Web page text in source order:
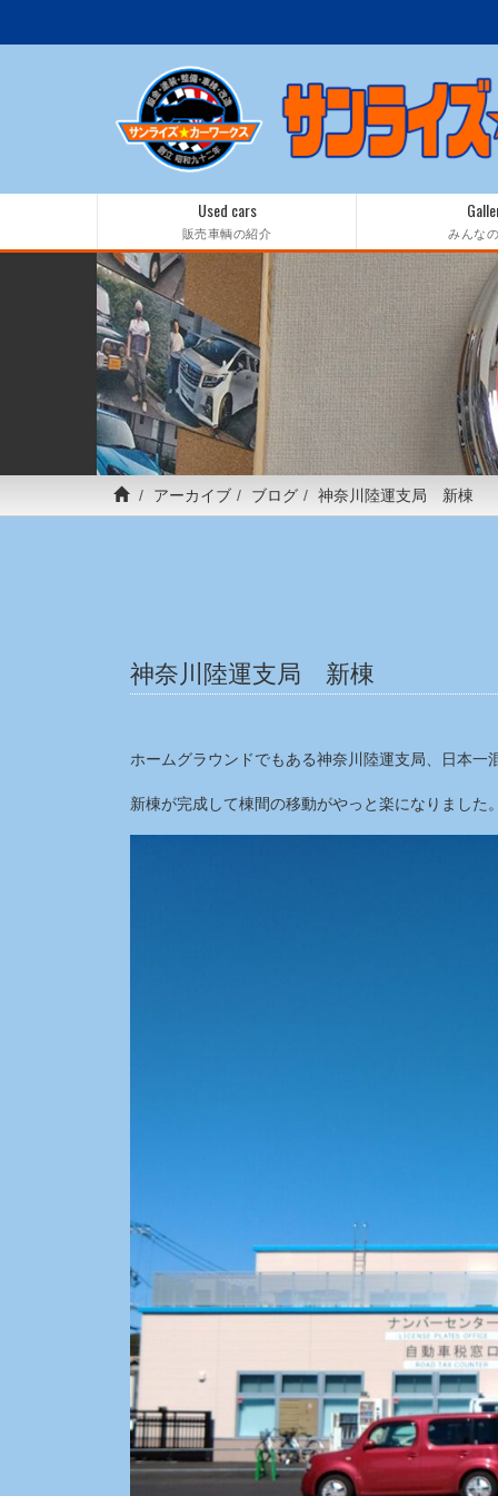
Used cars
販売車輌の紹介 みんな
アーカイブ ブログ 神奈川陸運支局 新棟
神奈川陸運支局 新棟
ホームグラウンドでもある神奈川陸運支局、日本一
新棟が完成して棟間の移動がやっと楽になりました。